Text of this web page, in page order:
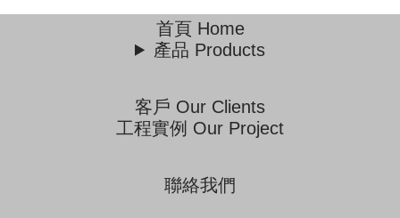
首頁 Home
產品 Products
客戶 Our Clients
工程實例 Our Project
聯絡我們